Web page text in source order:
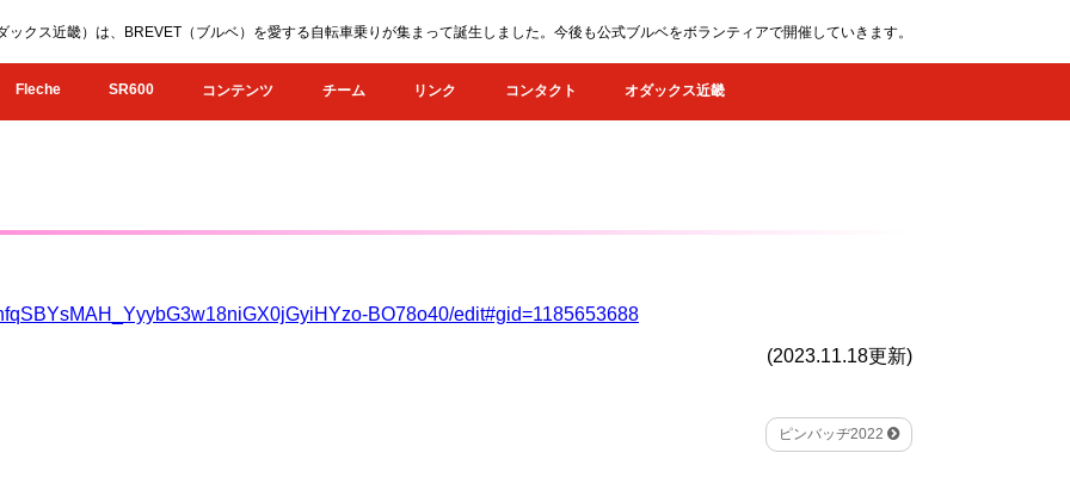
ックス近畿）は、BREVET（ブルベ）を愛する自転車乗りが集まって誕生しました。今後も公式ブルベをボランティアで開催していきます。
Fleche SR600 コンテンツ チーム リンク コンタクト オダックス近畿
BO78o40/edit#gid=1185653688
(2023.11.18更新)
ピンバッヂ2022